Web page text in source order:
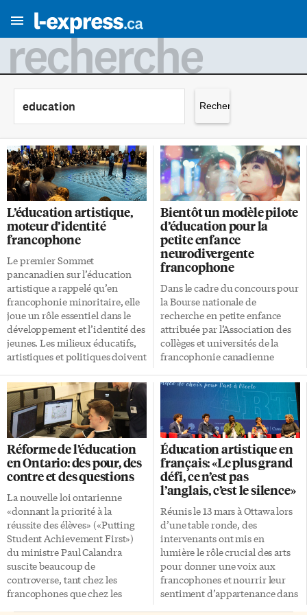
recherche
L’éducation artistique,
moteur d’identité
francophone
Le premier Sommet
pancanadien sur l’éducation
artistique a rappelé qu’en
francophonie minoritaire, elle
joue un rôle essentiel dans le
développement et l’identité des
jeunes. Les milieux éducatifs,
artistiques et politiques doivent
stabilisation et son
épanouissement. La Fédération
culturelle canadienne-française
(FCCF) tire ces grandes
conclusions dans les Actes du
premier Sommet pancanadien
sur l’éducation artistique. Le
document publié à la fin juin
revient sur les moments forts de
la rencontre tenue à Ottawa les
12 et 13 mars 2026, qui a
rassemblé 282 personnes
participantes. Les preuves
s’accumulent Ce Sommet a
entre autres été l’occasion de
souligner que les preuves […]
Bientôt un modèle pilote
d’éducation pour la
petite enfance
neurodivergente
francophone
Dans le cadre du concours pour
la Bourse nationale de
recherche en petite enfance
attribuée par l’Association des
collèges et universités de la
francophonie canadienne
professeure adjointe et
coordonnatrice du programme
de travail social à l’Université
de l’Ontario français (UOF), qui
a été choisie pour son projet
d’étude portant sur «le droit à
une éducation francophone
inclusive pour la petite enfance
neurodivergente francophone
de l’Ontario». Doté d’une
enveloppe de 150 000 $ et en
collaboration avec l’Association
francophone à l’éducation de la
petite enfance de l’Ontario
(AFÉSEO) ainsi qu’avec une
autre chercheuse en
psychoéducation de
Réforme de l’éducation
en Ontario: des pour, des
contre et des questions
La nouvelle loi ontarienne
«donnant la priorité à la
réussite des élèves» («Putting
Student Achievement First»)
du ministre Paul Calandra
suscite beaucoup de
controverse, tant chez les
francophones que chez les
Éducation artistique en
français: «Le plus grand
défi, ce n’est pas
l’anglais, c’est le silence»
Réunis le 13 mars à Ottawa lors
d’une table ronde, des
intervenants ont mis en
lumière le rôle crucial des arts
pour donner une voix aux
francophones et nourrir leur
sentiment d’appartenance dans